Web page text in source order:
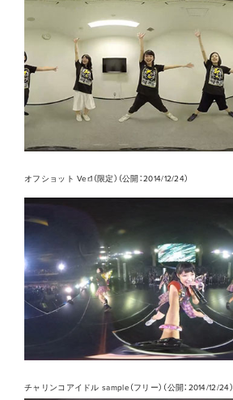
オフショット Ver.1（限定）（公開：2014/12/24）
チャリンコアイドル sample（フリー）（公開：2014/12/24）